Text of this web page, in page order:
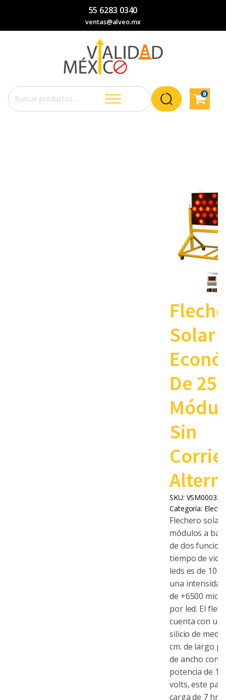
55 6283 0340
ventas@alveo.mx
Buscar
por:
0
Solar
De 25
Sin
SKU:
Categoría:
Flechero solar
módulos a
de dos
tiempo de vida
leds es de 10
una
de +6500
por led. El
cuenta con un
silicio de
cm. de largo
de ancho con
potencia de
volts, este
carga de 7 hrs.